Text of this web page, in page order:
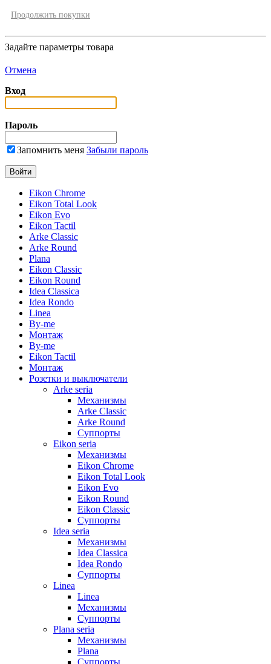
Продолжить покупки
Задайте параметры товара
Отмена
Вход
Пароль
Запомнить меня Забыли пароль
Eikon Chrome
Eikon Total Look
Eikon Evo
Eikon Tactil
Arke Classic
Arke Round
Plana
Eikon Classic
Eikon Round
Idea Classica
Idea Rondo
Linea
By-me
Монтаж
By-me
Eikon Tactil
Монтаж
Розетки и выключатели
Arke seria
Механизмы
Arke Classic
Arke Round
Суппорты
Eikon seria
Механизмы
Eikon Chrome
Eikon Total Look
Eikon Evo
Eikon Round
Eikon Classic
Суппорты
Idea seria
Механизмы
Idea Classica
Idea Rondo
Суппорты
Linea
Linea
Механизмы
Суппорты
Plana seria
Механизмы
Plana
Суппорты